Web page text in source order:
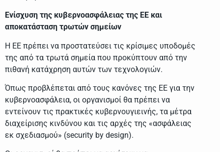
Ενίσχυση της κυβερνοασφάλειας της ΕΕ και
αποκατάσταση τρωτών σημείων
Η ΕΕ πρέπει να προστατεύσει τις κρίσιμες υποδομές
της από τα τρωτά σημεία που προκύπτουν από την
πιθανή κατάχρηση αυτών των τεχνολογιών.
Όπως προβλέπεται από τους κανόνες της ΕΕ για την
κυβερνοασφάλεια, οι οργανισμοί θα πρέπει να
εντείνουν τις πρακτικές κυβερνουγιεινής, τα μέτρα
διαχείρισης κινδύνου και τις αρχές της «ασφάλειας
εκ σχεδιασμού» (security by design).